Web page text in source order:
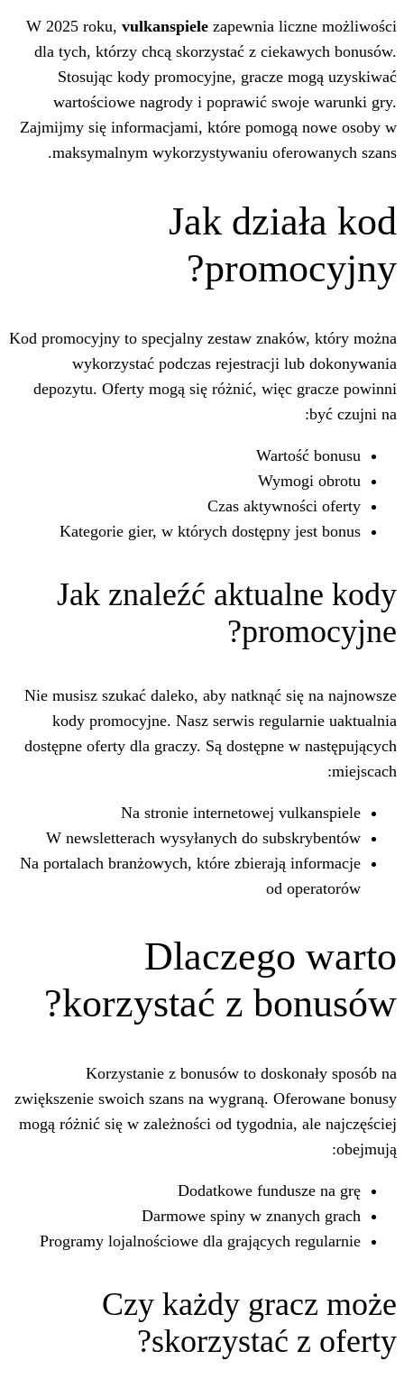
W 2025 roku,vulkanspielezapewnia
dla tych, którzy chcą skorzystać z
Stosując kody promocyjne,
wartościowe nagrody i poprawić
Zajmijmy się informacjami, które
maksymalnym wykorzystywaniu
Jak
Kod promocyjny to specjalny zestaw
wykorzystać podczas rejestracji
depozytu. Oferty mogą się różnić,
Czas
Kategorie gier, w których
Jak znaleźć
Nie musisz szukać daleko, aby natknąć
kody promocyjne. Nasz serwis
dostępne oferty dla graczy. Są
Na stronie internetowej
W newsletterach wysyłanych do
Na portalach branżowych, które
korzystać z
Korzystanie z bonusów to
zwiększenie swoich szans na wygraną.
mogą różnić się w zależności od
Dodatkowe
Darmowe spiny w
Programy lojalnościowe dla
Czy każdy